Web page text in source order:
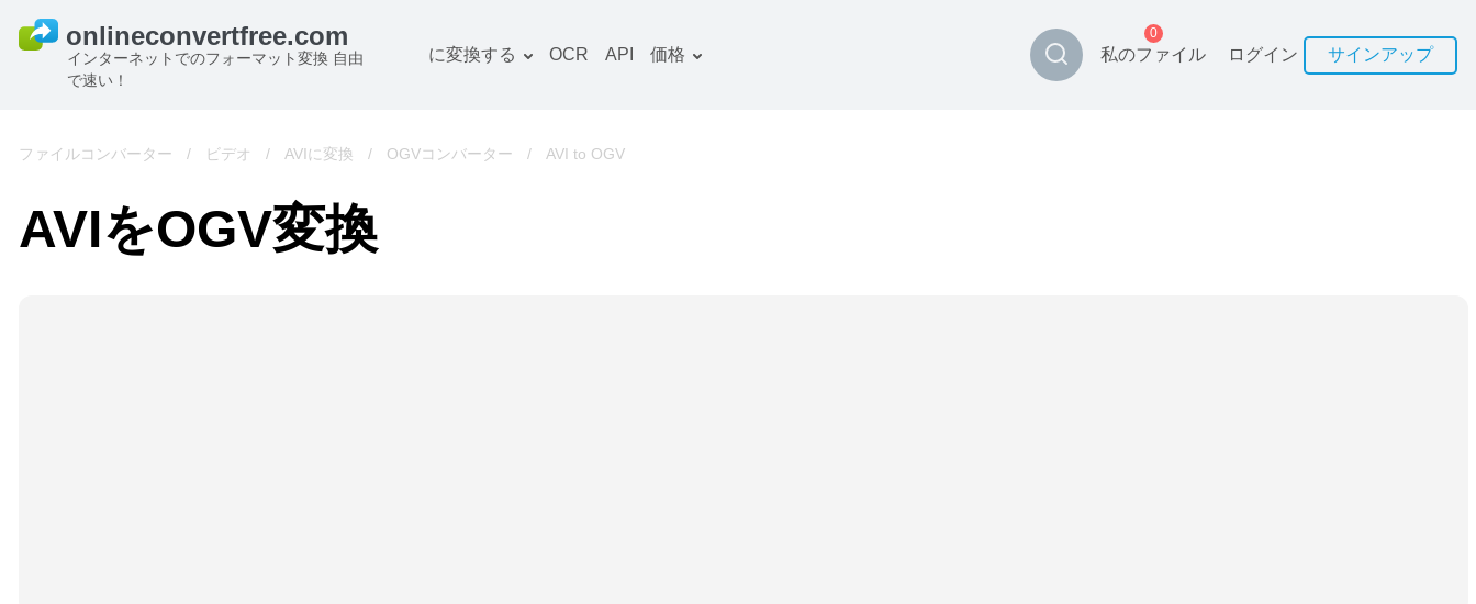
インターネットでのフォーマット変換 自由
で速い！
に変換する
画像 コンバーター
OCR API 価格 私のファイル
0
ログイン サインアップ
ファイルコンバーター / ビデオ / AVIに変換 / OGVコンバーター / AVI to OGV
AVIをOGV変換